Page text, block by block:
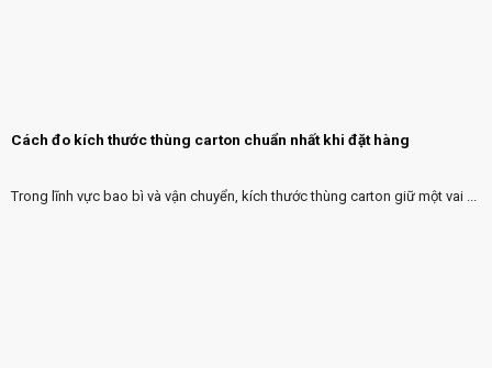
Cách đo kích thước thùng carton chuẩn nhất khi đặt hàng
Trong lĩnh vực bao bì và vận chuyển, kích thước thùng carton giữ một vai ...